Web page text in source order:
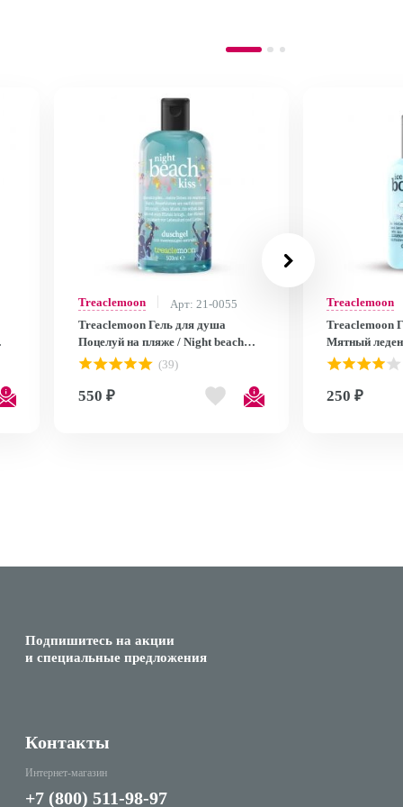
Treaclemoon
Арт: 21-0055
Treaclemoon Гель для душа
Поцелуй на пляже / Night beach
kiss Bath & shower gel, 500 мл
(39)
550 ₽
Treaclemoon
Treaclemoon
Мятный
& shower gel,
250 ₽
Подпишитесь на акции
и специальные предложения
Контакты
Интернет-магазин
+7 (800) 511-98-97